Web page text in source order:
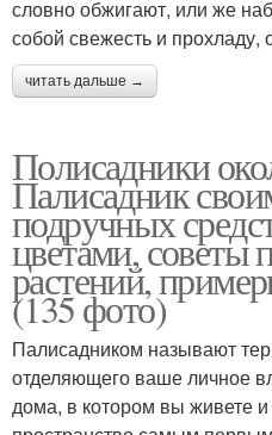
словно обжигают, или же
собой свежесть и
читать дальше →
Полисадники
Палисадник
подручных
цветами, советы
растений,
(135 фото)
Палисадником называют
отделяющего ваше личное
дома, в котором вы живете